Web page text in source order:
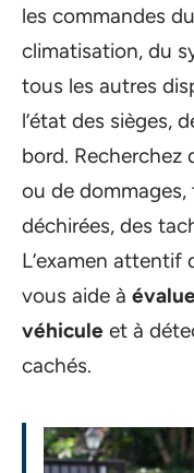
les commandes
climatisation, du
tous les autres
l’état des sièges,
bord. Recherchez
ou de
déchirées, des
L’examen attentif
vous aide à
véhicule et à
cachés.